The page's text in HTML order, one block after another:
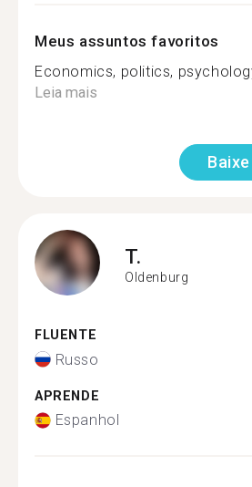
Meus assuntos favoritos
Economics, politics,
Leia mais
T.
Oldenburg
FLUENTE
Russo
APRENDE
Espanhol